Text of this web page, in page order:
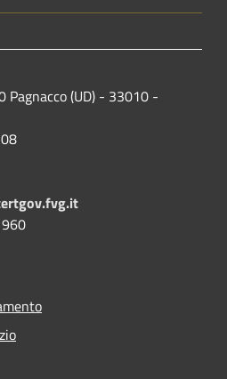
Pagnacco (UD) - 33010 -